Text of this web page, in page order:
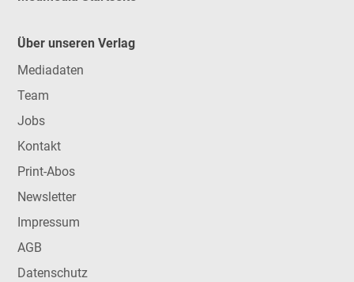
Über unseren Verlag
Mediadaten
Team
Jobs
Kontakt
Print-Abos
Newsletter
Impressum
AGB
Datenschutz